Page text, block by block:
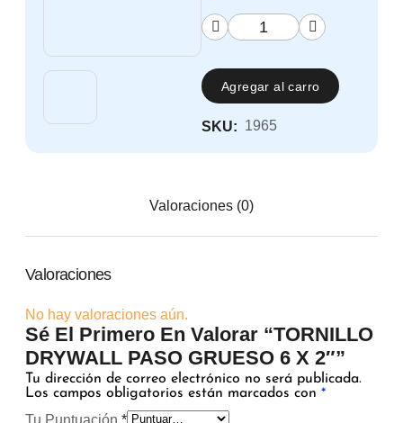
Agregar al carro
SKU: 1965
Valoraciones (0)
Valoraciones
No hay valoraciones aún.
Sé El Primero En Valorar “TORNILLO
DRYWALL PASO GRUESO 6 X 2″”
Tu dirección de correo electrónico no será publicada.
Los campos obligatorios están marcados con *
Tu Puntuación